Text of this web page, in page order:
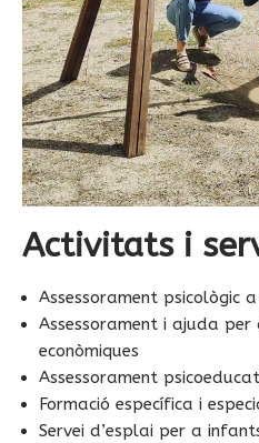
Activitats i
Assessorament psicològic
Assessorament i ajuda per
econòmiques
Assessorament
Formació específica i
Servei d’esplai per a